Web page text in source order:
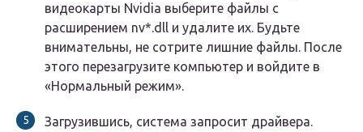
видеокарты Nvidia выберите файлы с
расширением nv*.dll и удалите их. Будьте
внимательны, не сотрите лишние файлы. После
этого перезагрузите компьютер и войдите в
«Нормальный режим».
Загрузившись, система запросит драйвера.